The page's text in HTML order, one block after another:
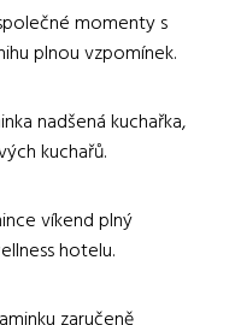
momenty s
plnou vzpomínek.
nadšená kuchařka,
kuchařů.
víkend plný
hotelu.